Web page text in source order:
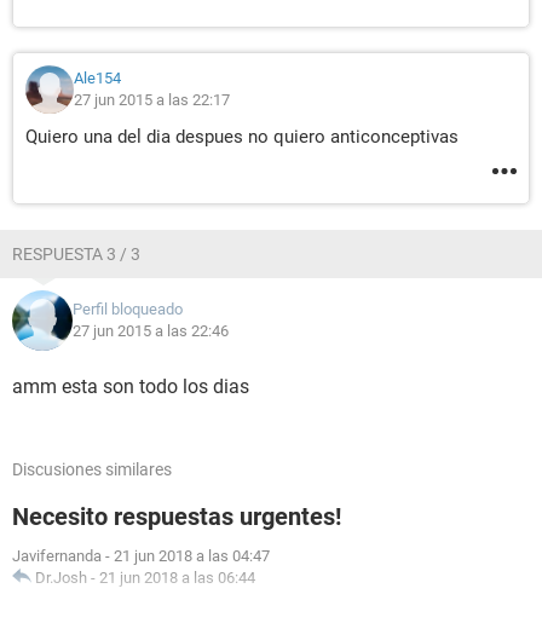
Ale154
27 jun 2015 a las 22:17
Quiero una del dia despues no quiero anticonceptivas
RESPUESTA 3 / 3
Perfil bloqueado
27 jun 2015 a las 22:46
amm esta son todo los dias
Discusiones similares
Necesito respuestas urgentes!
Javifernanda - 21 jun 2018 a las 04:47
Dr.Josh - 21 jun 2018 a las 06:44